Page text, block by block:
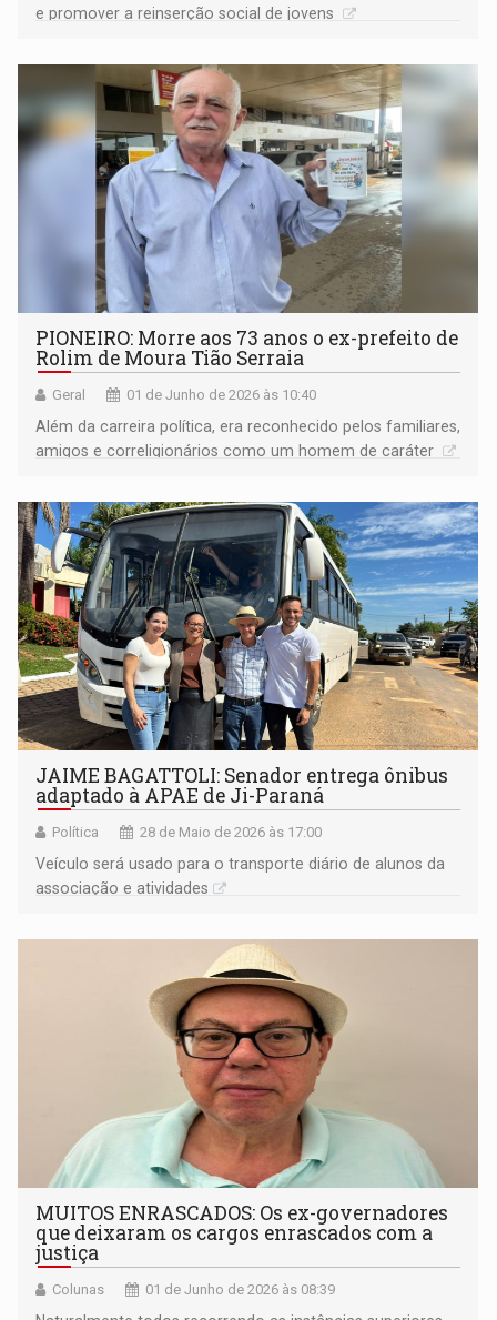
e promover a reinserção social de jovens
PIONEIRO: Morre aos 73 anos o ex-prefeito de
Rolim de Moura Tião Serraia
Geral 01 de Junho de 2026 às 10:40
Além da carreira política, era reconhecido pelos familiares,
amigos e correligionários como um homem de caráter
JAIME BAGATTOLI: Senador entrega ônibus
adaptado à APAE de Ji-Paraná
Política 28 de Maio de 2026 às 17:00
Veículo será usado para o transporte diário de alunos da
associação e atividades
MUITOS ENRASCADOS: Os ex-governadores
que deixaram os cargos enrascados com a
justiça
Colunas 01 de Junho de 2026 às 08:39